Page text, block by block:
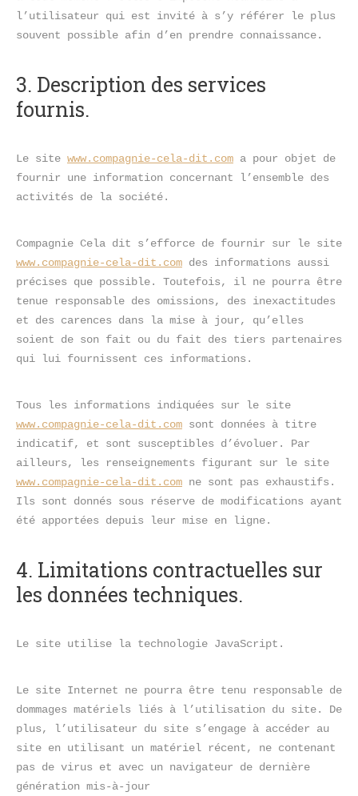
l’utilisateur qui est invité à s’y référer le plus
souvent possible afin d’en prendre connaissance.
3. Description des services
fournis.
Le site www.compagnie-cela-dit.com a pour objet de
fournir une information concernant l’ensemble des
activités de la société.
www.compagnie-cela-dit.com des informations aussi
précises que possible. Toutefois, il ne pourra être
tenue responsable des omissions, des inexactitudes
et des carences dans la mise à jour, qu’elles
soient de son fait ou du fait des tiers partenaires
qui lui fournissent ces informations.
www.compagnie-cela-dit.com sont données à titre
indicatif, et sont susceptibles d’évoluer. Par
www.compagnie-cela-dit.com ne sont pas exhaustifs.
Ils sont donnés sous réserve de modifications ayant
été apportées depuis leur mise en ligne.
4. Limitations contractuelles sur
les données techniques.
Le site utilise la technologie JavaScript.
Le site Internet ne pourra être tenu responsable de
dommages matériels liés à l’utilisation du site. De
plus, l’utilisateur du site s’engage à accéder au
site en utilisant un matériel récent, ne contenant
pas de virus et avec un navigateur de dernière
génération mis-à-jour